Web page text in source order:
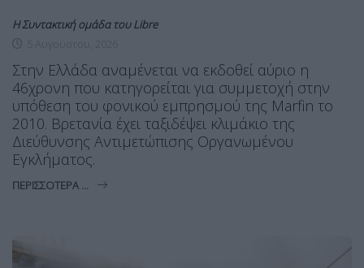
Η Συντακτική ομάδα του Libre
Στην Ελλάδα αναμένεται να εκδοθεί αύριο η
46χρονη που κατηγορείται για συμμετοχή στην
υπόθεση του φονικού εμπρησμού της Marfin το
2010. Βρετανία έχει ταξιδέψει κλιμάκιο της
Διεύθυνσης Αντιμετώπισης Οργανωμένου
Εγκλήματος.
ΠΕΡΙΣΣΌΤΕΡΑ ...